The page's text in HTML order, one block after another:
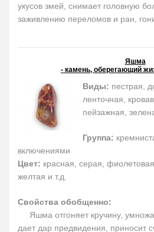
укусов змей, снимает головную
заживлению переломов и ран,
Яшма
- камень, оберегающий
Виды: пестрая,
ленточная,
пейзажная,
Группа:
включениями
Цвет: красная, серая,
желтая и т.д.
Свойства обобщенно:
Яшма отгоняет кручину,
дает дар предвидения, приносит